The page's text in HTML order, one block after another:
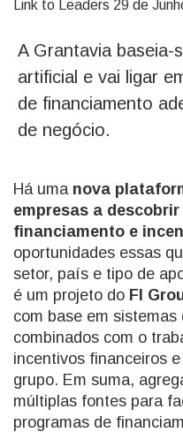
Link to Leaders 29 de
A Grantavia baseia-
artificial e vai ligar
de financiamento
de negócio.
Há umanova
empresas a
financiamento e
oportunidades essas
setor, país e tipo de
é um projeto do FI
com base em sistemas
combinados com o
incentivos financeiros
grupo. Em suma,
múltiplas fontes para
programas de